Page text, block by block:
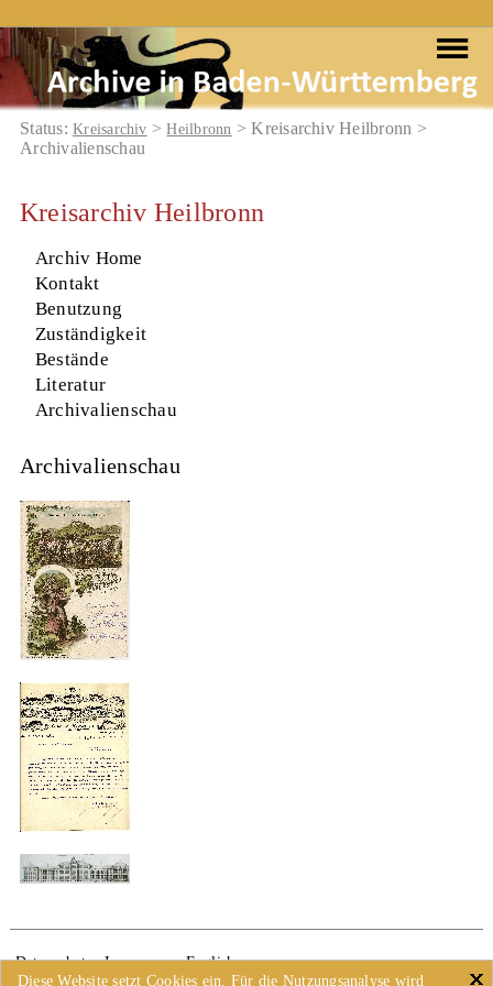
Status:Kreisarchiv >Heilbronn > Kreisarchiv Heilbronn >
Archivalienschau
Kreisarchiv Heilbronn
Archiv Home
Kontakt
Benutzung
Zuständigkeit
Bestände
Literatur
Archivalienschau
Archivalienschau
Datenschutz Impressum
English
Diese Website setzt Cookies ein. Für die Nutzungsanalyse wird